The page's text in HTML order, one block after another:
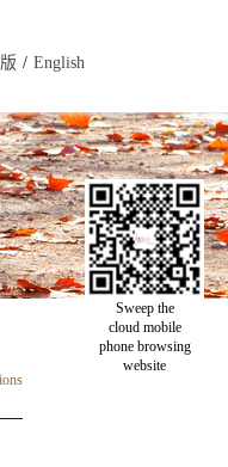
English
Sweep the
cloud mobile
phone browsing
website